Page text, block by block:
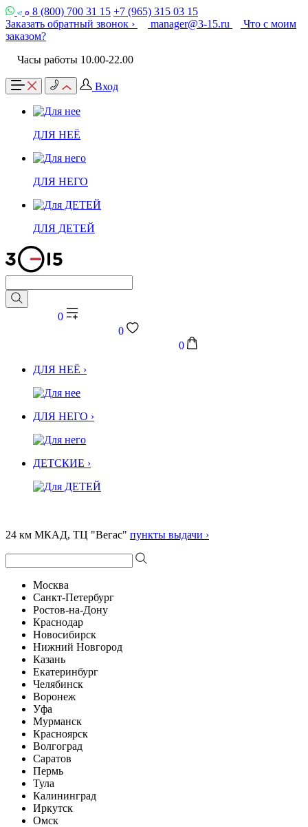
8 (800) 700 31 15 +7 (965) 315 03 15
Заказать обратный звонок ›
manager@3-15.ru
Что с моим
заказом?
Часы работы 10.00-22.00
Вход
ДЛЯ НЕЁ
ДЛЯ НЕГО
ДЛЯ ДЕТЕЙ
0
0
0
ДЛЯ НЕЁ ›
ДЛЯ НЕГО ›
ДЕТСКИЕ ›
24 км МКАД, ТЦ "Вегас" пункты выдачи ›
Москва
Санкт-Петербург
Ростов-на-Дону
Краснодар
Новосибирск
Нижний Новгород
Казань
Екатеринбург
Челябинск
Воронеж
Уфа
Мурманск
Красноярск
Волгоград
Саратов
Пермь
Тула
Калининград
Иркутск
Омск